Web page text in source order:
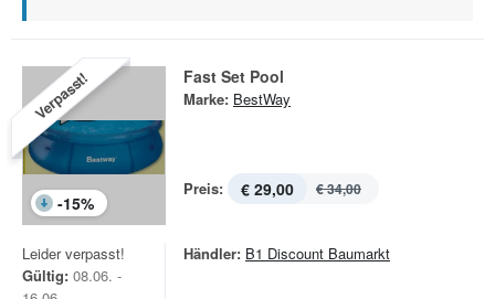
Verpasst!
-15%
Fast Set Pool
Marke: BestWay
Preis: € 29,00 € 34,00
Leider verpasst!
Gültig: 08.06. -
Händler: B1 Discount Baumarkt